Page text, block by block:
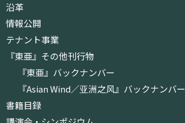
沿革
情報公開
テナント事業
『東亜』その他刊行物
『東亜』バックナンバー
『Asian Wind／亚洲之风』バックナンバー
書籍目録